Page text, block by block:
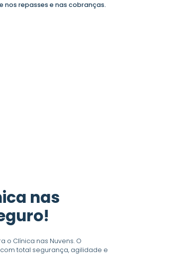
repasses e nas cobranças.
nas
o Clínica nas Nuvens. O
total segurança, agilidade e